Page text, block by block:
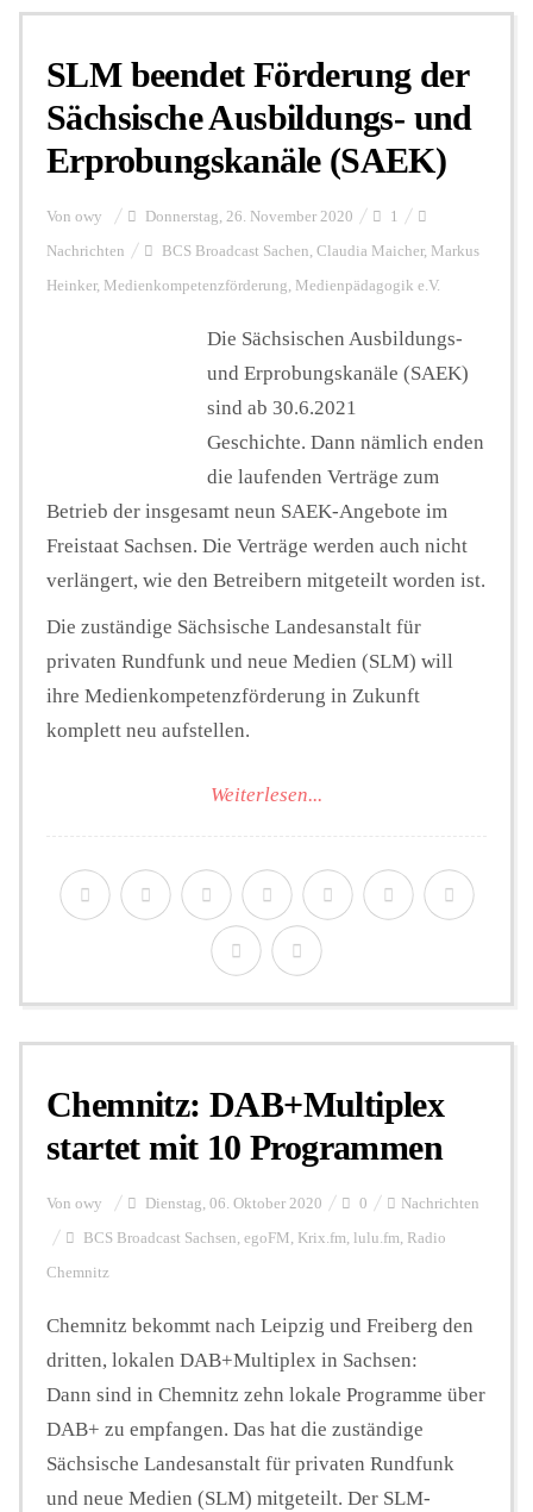
SLM beendet Förderung der
Sächsische Ausbildungs- und
Erprobungskanäle (SAEK)
Von owy Donnerstag, 26. November 2020 1
Nachrichten BCS Broadcast Sachen, Claudia Maicher, Markus
Heinker, Medienkompetenzförderung, Medienpädagogik e.V.
Die Sächsischen Ausbildungs-
und Erprobungskanäle (SAEK)
sind ab 30.6.2021
Geschichte. Dann nämlich enden
die laufenden Verträge zum
Betrieb der insgesamt neun SAEK-Angebote im
Freistaat Sachsen. Die Verträge werden auch nicht
verlängert, wie den Betreibern mitgeteilt worden ist.
Die zuständige Sächsische Landesanstalt für
privaten Rundfunk und neue Medien (SLM) will
ihre Medienkompetenzförderung in Zukunft
komplett neu aufstellen.
Weiterlesen...
Chemnitz: DAB+Multiplex
startet mit 10 Programmen
Von owy Dienstag, 06. Oktober 2020 0 Nachrichten
BCS Broadcast Sachsen, egoFM, Krix.fm, lulu.fm, Radio
Chemnitz
Chemnitz bekommt nach Leipzig und Freiberg den
dritten, lokalen DAB+Multiplex in Sachsen:
Dann sind in Chemnitz zehn lokale Programme über
DAB+ zu empfangen. Das hat die zuständige
Sächsische Landesanstalt für privaten Rundfunk
und neue Medien (SLM) mitgeteilt. Der SLM-